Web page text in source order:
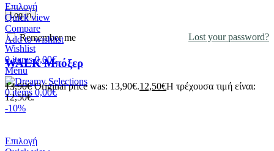
Log in
Lost your password?
Remember me
Wishlist
0items 0,00€
Menu
0items 0,00€
Επιλογή
Quick view
Compare
Add to wishlist
WALK Μπόξερ
13,90€ Original price was: 13,90€.12,50€Η τρέχουσα τιμή είναι:
12,50€.
-10%
Επιλογή